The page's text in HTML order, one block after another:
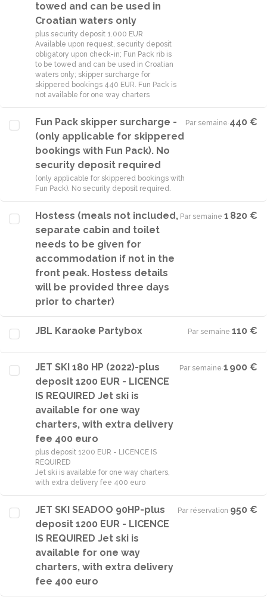
towed and can be used in
Croatian waters only
plus security deposit 1.000 EUR
Available upon request, security deposit
obligatory upon check-in; Fun Pack rib is
to be towed and can be used in Croatian
waters only; skipper surcharge for
skippered bookings 440 EUR. Fun Pack is
not available for one way charters
Fun Pack skipper surcharge -
(only applicable for skippered
bookings with Fun Pack). No
security deposit required
(only applicable for skippered bookings with
Fun Pack). No security deposit required.
Par semaine·440 €
Hostess (meals not included,
separate cabin and toilet
needs to be given for
accommodation if not in the
front peak. Hostess details
will be provided three days
prior to charter)
Par semaine·1 820 €
JBL Karaoke Partybox Par semaine·110 €
JET SKI 180 HP (2022)-plus
deposit 1200 EUR - LICENCE
IS REQUIRED Jet ski is
available for one way
charters, with extra delivery
fee 400 euro
plus deposit 1200 EUR - LICENCE IS
REQUIRED
Jet ski is available for one way charters,
with extra delivery fee 400 euro
Par semaine·1 900 €
JET SKI SEADOO 90HP-plus
deposit 1200 EUR - LICENCE
IS REQUIRED Jet ski is
available for one way
charters, with extra delivery
fee 400 euro
Par réservation·950 €